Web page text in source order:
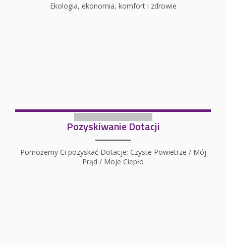
Ekologia, ekonomia, komfort i zdrowie
Pozyskiwanie Dotacji
Pomożemy Ci pozyskać Dotacje: Czyste Powietrze / Mój
Prąd / Moje Ciepło